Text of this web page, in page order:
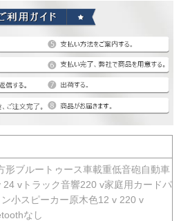
形ブルートゥース車載重低音砲自動車
24 vトラック音響220 v家庭用カードパ
ン小スピーカー原木色12 v 220 v
なし